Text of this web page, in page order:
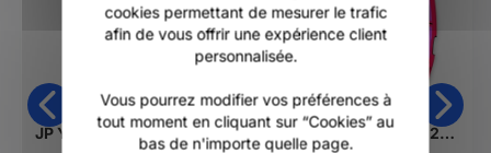
JP Young Gun Magic Ride 2026 Goya Banzai 11 X Pro 2025
cookies permettant de mesurer le trafic
afin de vous offrir une expérience client
personnalisée.
Vous pourrez modifier vos préférences à
tout moment en cliquant sur “Cookies” au
bas de n'importe quelle page.